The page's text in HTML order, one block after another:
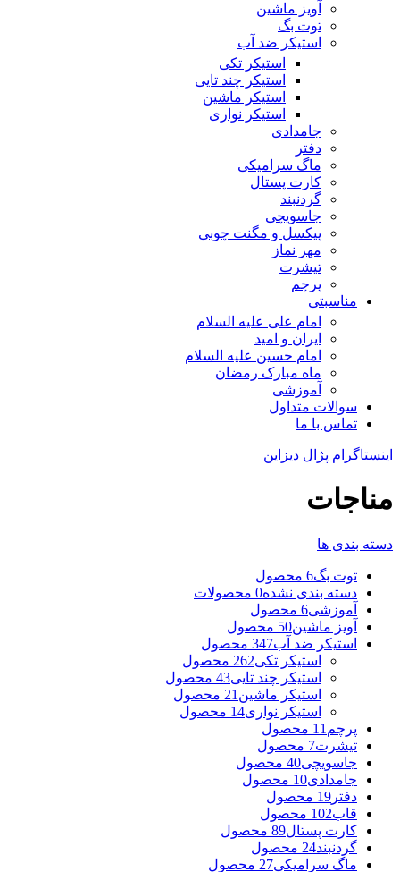
آویز ماشین
توت بگ
استیکر ضد آب
استیکر تکی
استیکر چند تایی
استیکر ماشین
استیکر نواری
جامدادی
دفتر
ماگ سرامیکی
کارت پستال
گردنبند
جاسویچی
پیکسل و مگنت چوبی
مهر نماز
تیشرت
پرچم
مناسبتی
امام علی علیه السلام
ایران و امید
امام حسین علیه السلام
ماه مبارک رمضان
آموزشی
سوالات متداول
تماس با ما
اینستاگرام پژال دیزاین
مناجات
دسته بندی ها
توت بگ6 محصول
دسته بندی نشده0 محصولات
آموزشی6 محصول
آویز ماشین50 محصول
استیکر ضد آب347 محصول
استیکر تکی262 محصول
استیکر چند تایی43 محصول
استیکر ماشین 21 محصول
استیکر نواری14 محصول
پرچم 11 محصول
تیشرت7 محصول
جاسویچی40 محصول
جامدادی10 محصول
دفتر 19 محصول
قاب102 محصول
کارت پستال89 محصول
گردنبند24 محصول
ماگ سرامیکی27 محصول